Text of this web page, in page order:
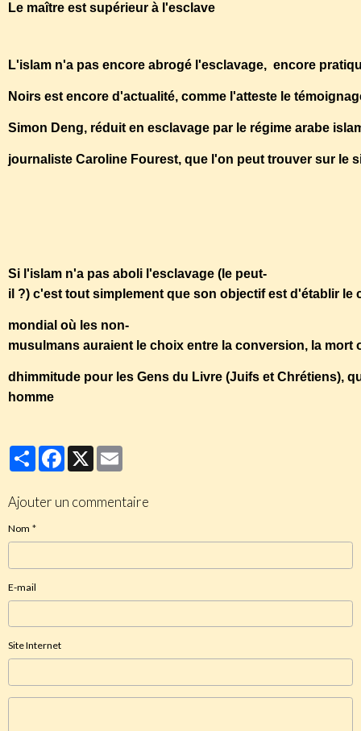
Le maître est supérieur à l'esclave
L'islam n'a pas encore abrogé l'esclavage, encore
Noirs est encore d'actualité, comme l'atteste le
Simon Deng, réduit en esclavage par le régime arabe
journaliste Caroline Fourest, que l'on peut trouver sur le
Si l'islam n'a pas aboli l'esclavage (le peut-
il ?) c'est tout simplement que son objectif est d'établir le
mondial où les non-
musulmans auraient le choix entre la conversion, la mort
dhimmitude pour les Gens du Livre (Juifs et Chrétiens),
homme
PartagerFacebook
X
Ajouter un commentaire
Nom
E-mail
Site Internet